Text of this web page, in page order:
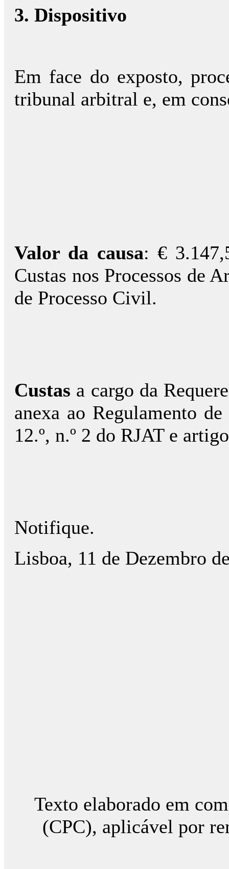
3. Dispositivo
Em face do exposto,
tribunal arbitral e, em
Valor da causa: €
Custas nos Processos de
de Processo Civil.
Custas a cargo da
anexa ao Regulamento
12.º, n.º 2 do RJAT e
Notifique.
Lisboa, 11 de Dezembro
Texto elaborado em
(CPC), aplicável por